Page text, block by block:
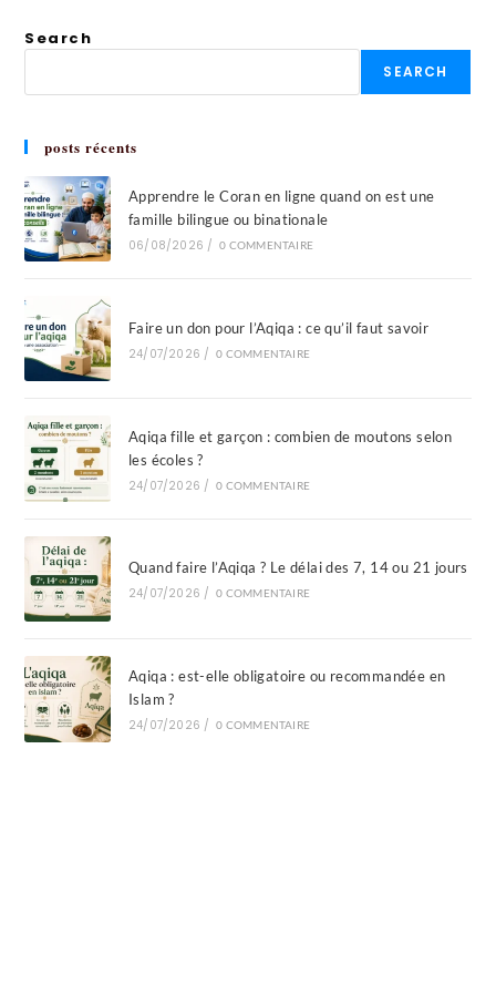
Search
SEARCH
posts récents
Apprendre le Coran en ligne quand on est une
famille bilingue ou binationale
06/08/2026 / 0 COMMENTAIRE
Faire un don pour l’Aqiqa : ce qu’il faut savoir
24/07/2026 / 0 COMMENTAIRE
Aqiqa fille et garçon : combien de moutons selon
les écoles ?
24/07/2026 / 0 COMMENTAIRE
Quand faire l’Aqiqa ? Le délai des 7, 14 ou 21 jours
24/07/2026 / 0 COMMENTAIRE
Aqiqa : est-elle obligatoire ou recommandée en
Islam ?
24/07/2026 / 0 COMMENTAIRE